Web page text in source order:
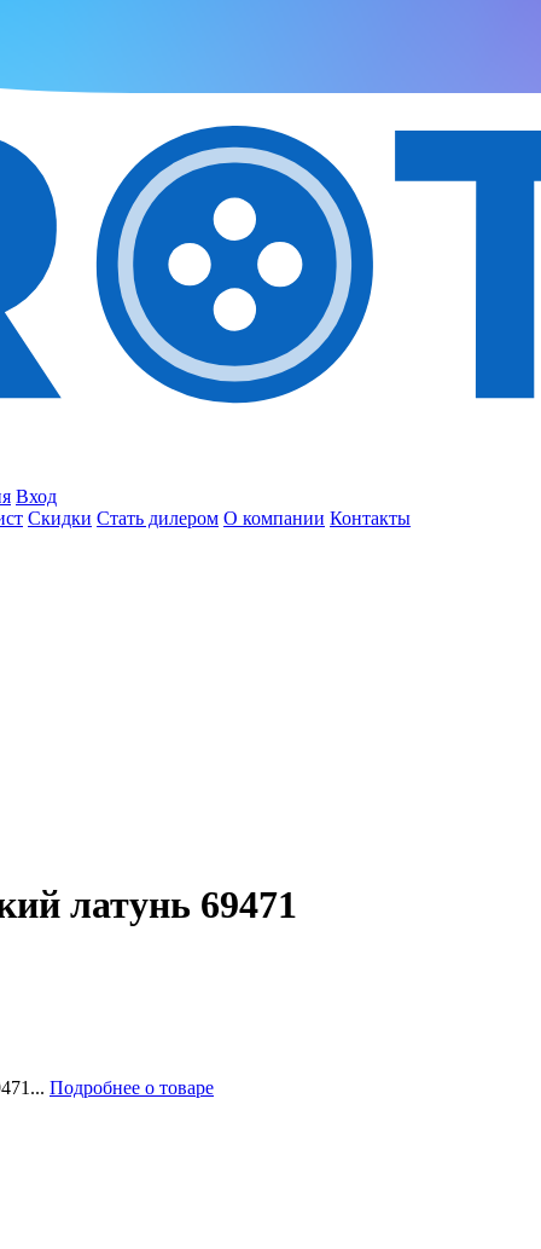
Вход
Скидки Стать дилером О компании Контакты
латунь 69471
Подробнее о товаре